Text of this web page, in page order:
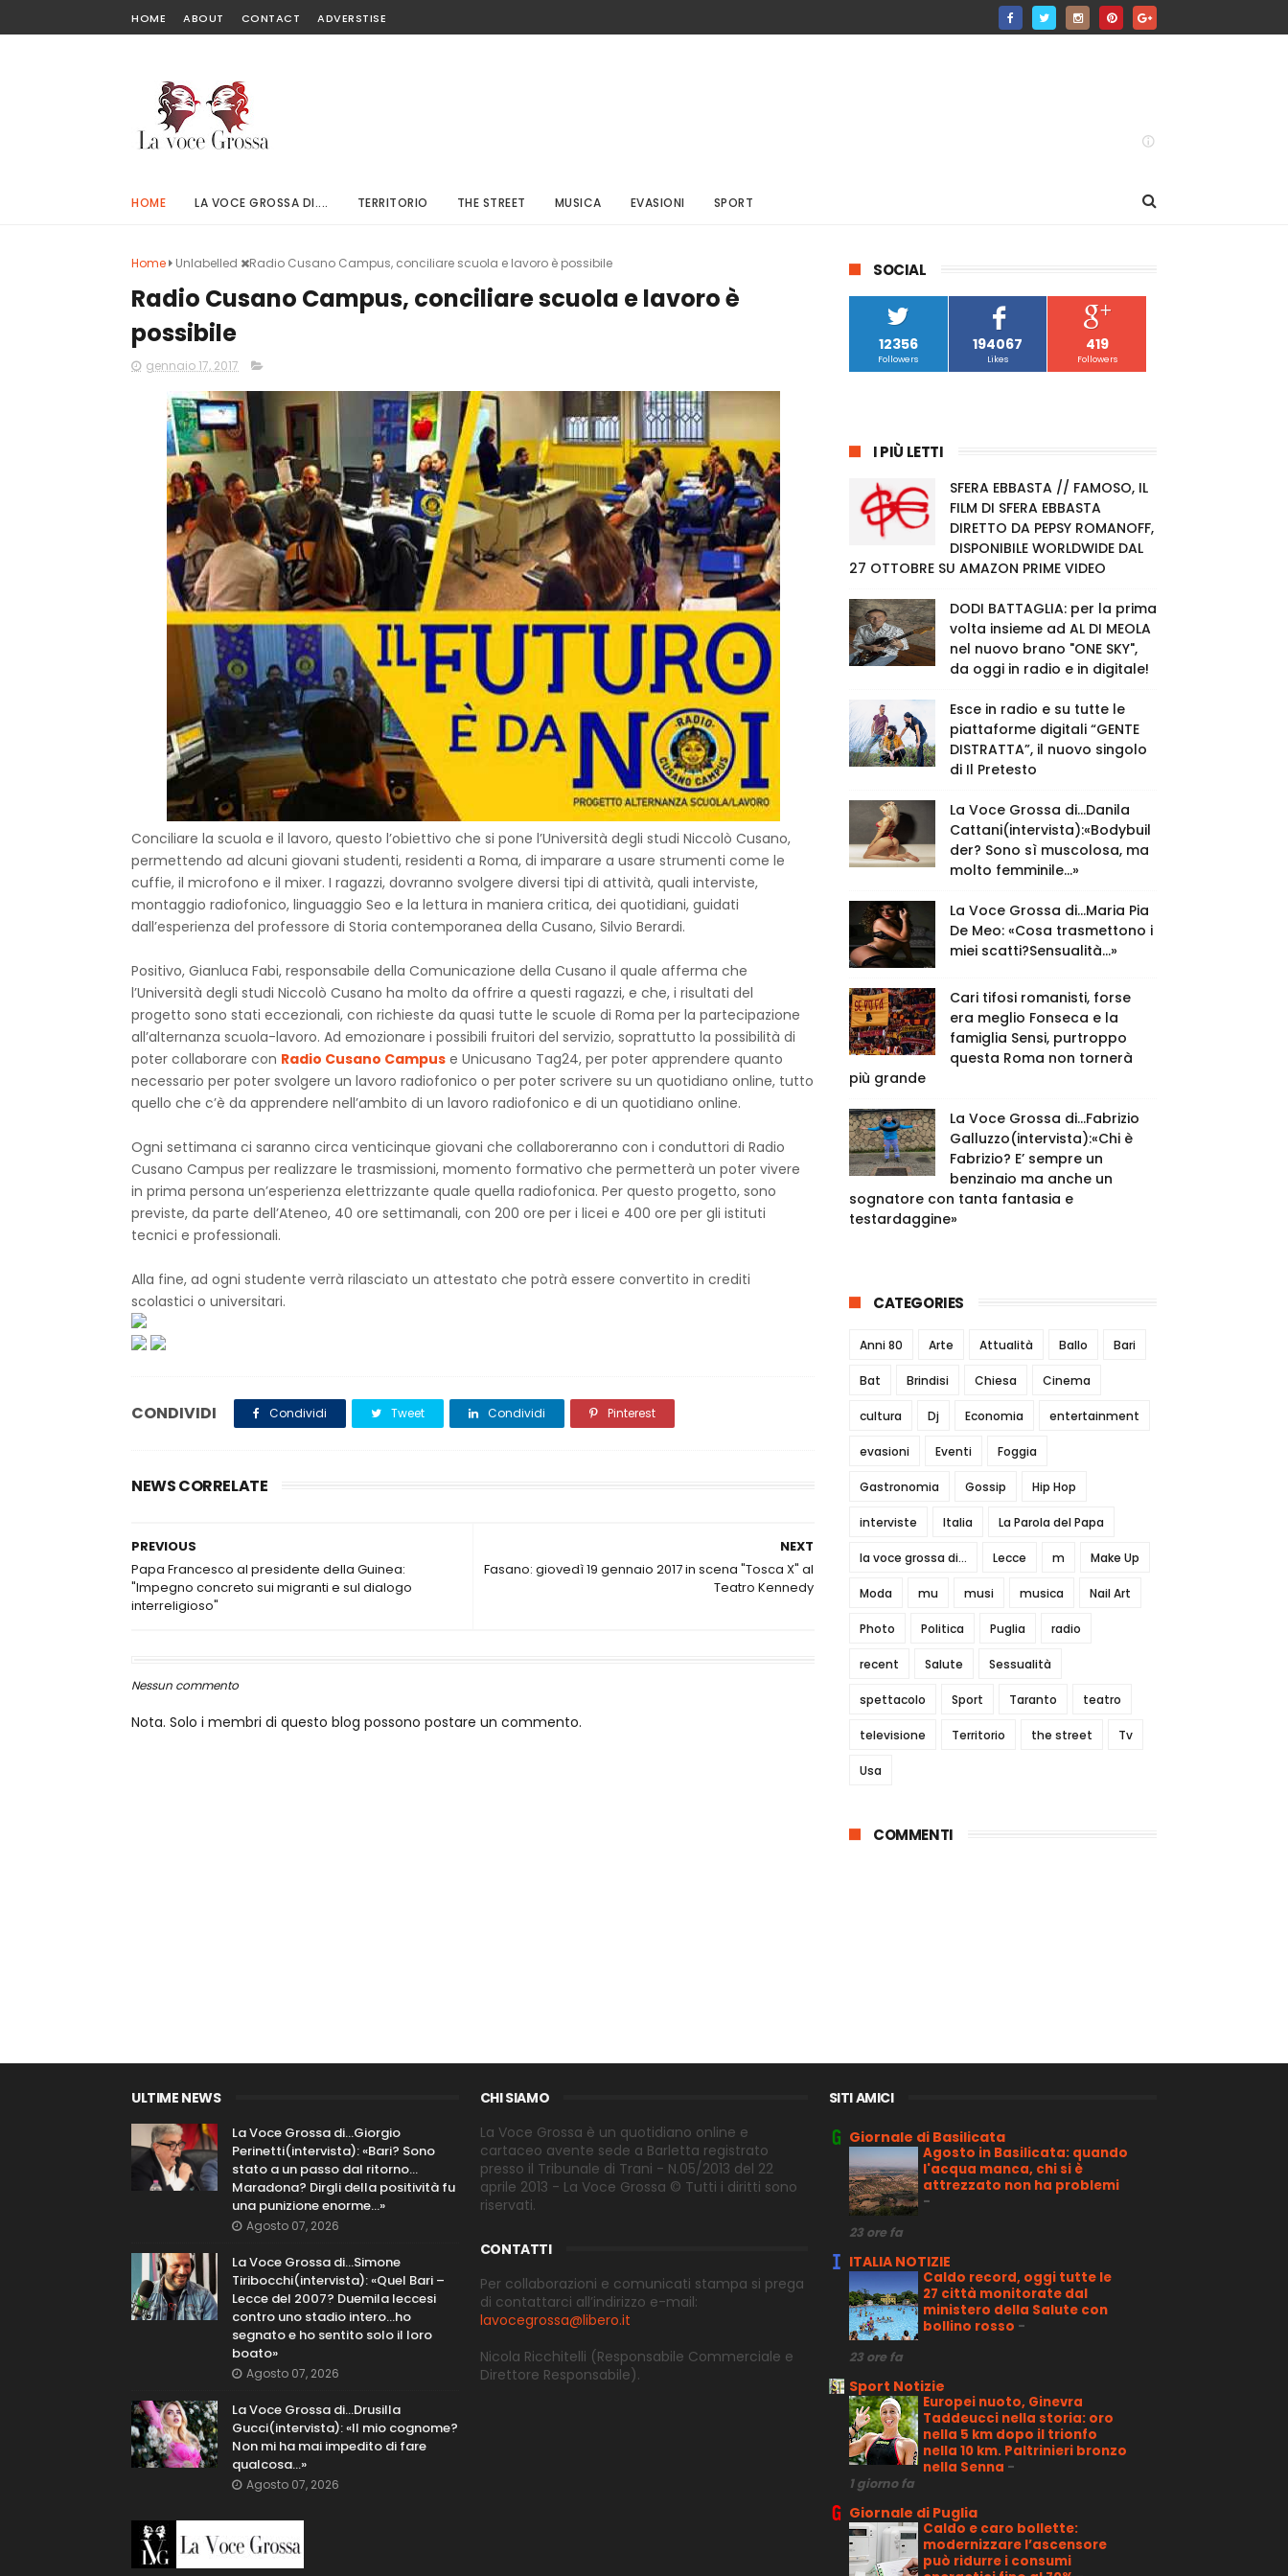
HOME ABOUT CONTACT ADVERSTISE
HOME LA VOCE GROSSA DI.... TERRITORIO THE STREET MUSICA EVASIONI SPORT
Home Unlabelled Radio Cusano Campus, conciliare scuola e lavoro è possibile
Radio Cusano Campus, conciliare scuola e lavoro è
possibile
gennaio 17, 2017
Conciliare la scuola e il lavoro, questo l’obiettivo che si pone l’Università degli studi Niccolò Cusano,
permettendo ad alcuni giovani studenti, residenti a Roma, di imparare a usare strumenti come le
cuffie, il microfono e il mixer. I ragazzi, dovranno svolgere diversi tipi di attività, quali interviste,
montaggio radiofonico, linguaggio Seo e la lettura in maniera critica, dei quotidiani, guidati
dall’esperienza del professore di Storia contemporanea della Cusano, Silvio Berardi.
Positivo, Gianluca Fabi, responsabile della Comunicazione della Cusano il quale afferma che
l’Università degli studi Niccolò Cusano ha molto da offrire a questi ragazzi, e che, i risultati del
progetto sono stati eccezionali, con richieste da quasi tutte le scuole di Roma per la partecipazione
all’alternanza scuola-lavoro. Ad emozionare i possibili fruitori del servizio, soprattutto la possibilità di
poter collaborare con Radio Cusano Campus e Unicusano Tag24, per poter apprendere quanto
necessario per poter svolgere un lavoro radiofonico o per poter scrivere su un quotidiano online, tutto
quello che c’è da apprendere nell’ambito di un lavoro radiofonico e di un quotidiano online.
Ogni settimana ci saranno circa venticinque giovani che collaboreranno con i conduttori di Radio
Cusano Campus per realizzare le trasmissioni, momento formativo che permetterà un poter vivere
in prima persona un’esperienza elettrizzante quale quella radiofonica. Per questo progetto, sono
previste, da parte dell’Ateneo, 40 ore settimanali, con 200 ore per i licei e 400 ore per gli istituti
tecnici e professionali.
Alla fine, ad ogni studente verrà rilasciato un attestato che potrà essere convertito in crediti
scolastici o universitari.
CONDIVIDI Condividi Tweet Condividi Pinterest
NEWS CORRELATE
NEXT
Fasano: giovedì 19 gennaio 2017 in scena "Tosca X" al
Teatro Kennedy
PREVIOUS
Papa Francesco al presidente della Guinea:
"Impegno concreto sui migranti e sul dialogo
interreligioso"
Nessun commento
Nota. Solo i membri di questo blog possono postare un commento.
SOCIAL
12356
Followers
194067
Likes
419
Followers
I PIÙ LETTI
SFERA EBBASTA // FAMOSO, IL
FILM DI SFERA EBBASTA
DIRETTO DA PEPSY ROMANOFF,
DISPONIBILE WORLDWIDE DAL
27 OTTOBRE SU AMAZON PRIME VIDEO
DODI BATTAGLIA: per la prima
volta insieme ad AL DI MEOLA
nel nuovo brano "ONE SKY",
da oggi in radio e in digitale!
Esce in radio e su tutte le
piattaforme digitali “GENTE
DISTRATTA”, il nuovo singolo
di Il Pretesto
La Voce Grossa di…Danila
Cattani(intervista):«Bodybuil
der? Sono sì muscolosa, ma
molto femminile…»
La Voce Grossa di…Maria Pia
De Meo: «Cosa trasmettono i
miei scatti?Sensualità…»
Cari tifosi romanisti, forse
era meglio Fonseca e la
famiglia Sensi, purtroppo
questa Roma non tornerà
più grande
La Voce Grossa di…Fabrizio
Galluzzo(intervista):«Chi è
Fabrizio? E’ sempre un
benzinaio ma anche un
sognatore con tanta fantasia e
testardaggine»
CATEGORIES
Anni 80 Arte Attualità Ballo Bari
Bat Brindisi Chiesa Cinema
cultura Dj Economia entertainment
evasioni Eventi Foggia
Gastronomia Gossip Hip Hop
interviste Italia La Parola del Papa
la voce grossa di... Lecce m Make Up
Moda mu musi musica Nail Art
Photo Politica Puglia radio
recent Salute Sessualità
spettacolo Sport Taranto teatro
televisione Territorio the street Tv
Usa
COMMENTI
ULTIME NEWS
La Voce Grossa di…Giorgio
Perinetti(intervista): «Bari? Sono
stato a un passo dal ritorno...
Maradona? Dirgli della positività fu
una punizione enorme…»
Agosto 07, 2026
La Voce Grossa di…Simone
Tiribocchi(intervista): «Quel Bari –
Lecce del 2007? Duemila leccesi
contro uno stadio intero...ho
segnato e ho sentito solo il loro
boato»
Agosto 07, 2026
La Voce Grossa di…Drusilla
Gucci(intervista): «Il mio cognome?
Non mi ha mai impedito di fare
qualcosa…»
Agosto 07, 2026
CHI SIAMO
La Voce Grossa è un quotidiano online e
cartaceo avente sede a Barletta registrato
presso il Tribunale di Trani - N.05/2013 del 22
aprile 2013 - La Voce Grossa © Tutti i diritti sono
riservati.
CONTATTI
Per collaborazioni e comunicati stampa si prega
di contattarci all’indirizzo e-mail:
lavocegrossa@libero.it
Nicola Ricchitelli (Responsabile Commerciale e
Direttore Responsabile).
SITI AMICI
Giornale di Basilicata
Agosto in Basilicata: quando
l'acqua manca, chi si è
attrezzato non ha problemi
-
23 ore fa
ITALIA NOTIZIE
Caldo record, oggi tutte le
27 città monitorate dal
ministero della Salute con
bollino rosso -
23 ore fa
Sport Notizie
Europei nuoto, Ginevra
Taddeucci nella storia: oro
nella 5 km dopo il trionfo
nella 10 km. Paltrinieri bronzo
nella Senna -
1 giorno fa
Giornale di Puglia
Caldo e caro bollette:
modernizzare l’ascensore
può ridurre i consumi